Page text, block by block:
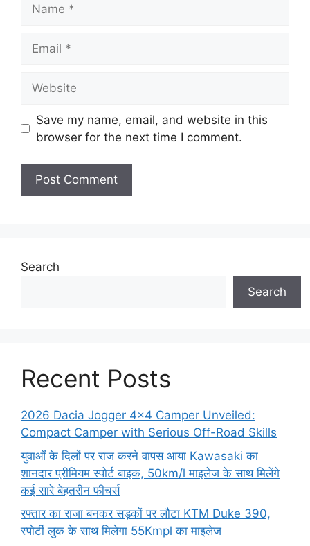
Save my name, email, and website in this
browser for the next time I comment.
Search
Search
Recent Posts
2026 Dacia Jogger 4×4 Camper Unveiled:
Compact Camper with Serious Off-Road Skills
युवाओं के दिलों पर राज करने वापस आया Kawasaki का
शानदार प्रीमियम स्पोर्ट बाइक, 50km/l माइलेज के साथ मिलेंगे
कई सारे बेहतरीन फीचर्स
रफ्तार का राजा बनकर सड़कों पर लौटा KTM Duke 390,
स्पोर्टी लुक के साथ मिलेगा 55Kmpl का माइलेज